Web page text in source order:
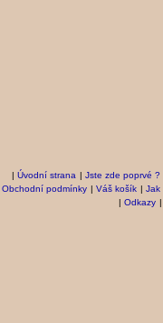
| Úvodní strana | Jste zde poprvé ?
Obchodní podmínky | Váš košík | Jak
| Odkazy